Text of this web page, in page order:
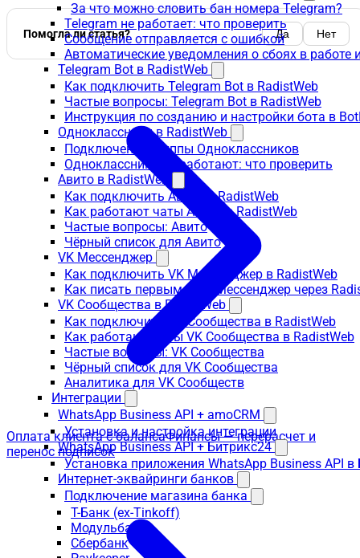
За что можно словить бан номера Telegram?
Telegram не работает: что проверить
Сообщение отправляется с ошибкой
Автоматические уведомления о сбоях в работе
Telegram Bot в RadistWeb
Как подключить Telegram Bot в RadistWeb
Частые вопросы: Telegram Bot в RadistWeb
Инструкция по созданию и настройки бота в
Одноклассники в RadistWeb
Подключение группы Одноклассников
Одноклассники не работают: что проверить
Авито в RadistWeb
Как подключить Авито в RadistWeb
Как работают чаты Авито в RadistWeb
Частые вопросы: Авито
Чёрный список для Авито
VK Мессенджер
Как подключить VK Мессенджер в RadistWeb
Как писать первым в VK Мессенджер через
VK Сообщества в RadistWeb
Как подключить VK Сообщества в RadistWeb
Как работают чаты VK Сообщества в RadistWeb
Частые вопросы: VK Сообщества
Чёрный список для VK Сообщества
Аналитика для VK Сообществ
Интеграции
WhatsApp Business API + amoCRM
Установка и настройка интеграции
WhatsApp Business API + Битрикс24
Установка приложения WhatsApp Business API
Интернет-эквайринги банков
Подключение магазина банка
Т-Банк (ex-Tinkoff)
Модульбанк
Сбербанк
Помогла ли статья? Да Нет
Оплата клиента с балансаФинансы — перерасчет и
перенос подписок